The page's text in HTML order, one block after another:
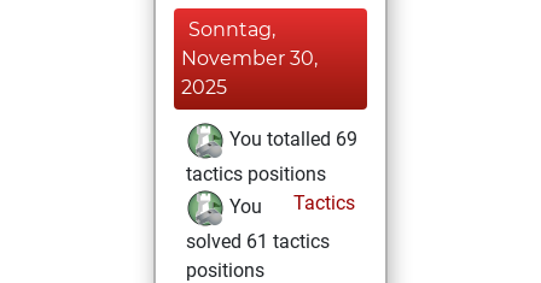
Sonntag,
November 30,
2025
You totalled 69
tactics positions
Tactics
You
solved 61 tactics
positions